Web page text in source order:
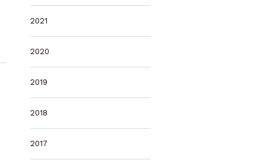
2021
2020
2019
2018
2017